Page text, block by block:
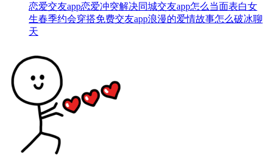
恋爱交友app恋爱冲突解决同城交友app怎么当面表白女
生春季约会穿搭免费交友app浪漫的爱情故事怎么破冰聊
天